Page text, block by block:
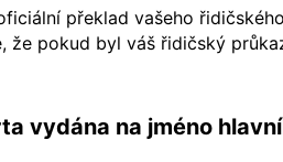
překlad vašeho
že pokud byl váš řidičský
vydána na jméno